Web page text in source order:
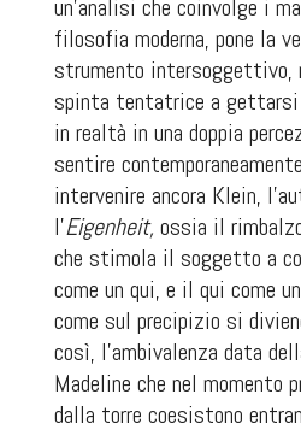
un’analisi che coinvolge i
filosofia moderna, pone la
strumento intersoggettivo,
spinta tentatrice a
in realtà in una doppia
sentire contemporaneamente
intervenire ancora Klein,
l’Eigenheit, ossia il
che stimola il soggetto a
come un qui, e il qui come
come sul precipizio si
così, l’ambivalenza data
Madeline che nel momento
dalla torre coesistono